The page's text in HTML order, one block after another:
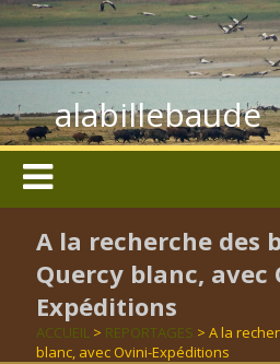
alabillebaude
A la recherche des
Quercy blanc, avec
Expéditions
ACCUEIL > REPORTAGES > A la
blanc, avec Ovini-Expéditions